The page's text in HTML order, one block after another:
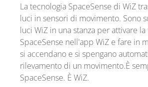
La tecnologia SpaceSense di WiZ
luci in sensori di movimento. Sono
luci WiZ in una stanza per attivare
SpaceSense nell'app WiZ e fare in
si accendano e si spengano
rilevamento di un movimento.È
SpaceSense. È WiZ.